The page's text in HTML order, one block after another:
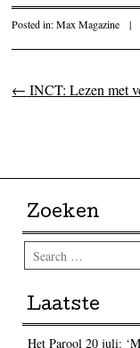
Posted in:Max Magazine |
Post
← INCT: Lezen met
Zoeken
Search
Laatste
Het Parool 20 juli: